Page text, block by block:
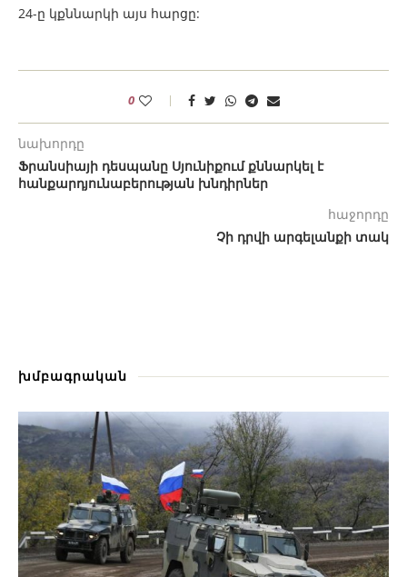
24-ը կքննարկի այս հարցը:
0
նախորդը
Ֆրանսիայի դեսպանը Սյունիքում քննարկել է
հանքարդյունաբերության խնդիրներ
հաջորդը
Չի դրվի արգելանքի տակ
խմբագրական